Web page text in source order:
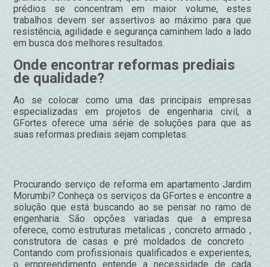
prédios se concentram em maior volume, estes
trabalhos devem ser assertivos ao máximo para que
resistência, agilidade e segurança caminhem lado a lado
em busca dos melhores resultados.
Onde encontrar reformas prediais
de qualidade?
Ao se colocar como uma das principais empresas
especializadas em projetos de engenharia civil, a
GFortes oferece uma série de soluções para que as
suas reformas prediais sejam completas.
Procurando serviço de reforma em apartamento Jardim
Morumbi? Conheça os serviços da GFortes e encontre a
solução que está buscando ao se pensar no ramo de
engenharia. São opções variadas que a empresa
oferece, como estruturas metalicas , concreto armado ,
construtora de casas e pré moldados de concreto .
Contando com profissionais qualificados e experientes,
o empreendimento entende a necessidade de cada